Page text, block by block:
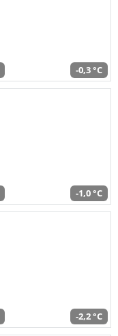
-0,3 °C
-1,0 °C
-2,2 °C